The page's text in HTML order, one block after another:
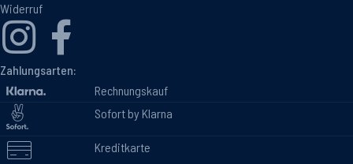
Widerruf
Zahlungsarten:
Rechnungskauf
Sofort by Klarna
Kreditkarte